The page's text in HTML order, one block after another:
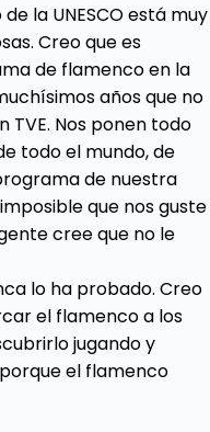
la UNESCO está muy
Creo que es
de flamenco en la
años que no
Nos ponen todo
todo el mundo, de
de nuestra
que nos guste
cree que no le
lo ha probado. Creo
el flamenco a los
jugando y
el flamenco